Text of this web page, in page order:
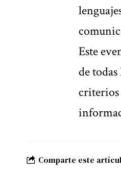
Este
de
criterios
Comparte este